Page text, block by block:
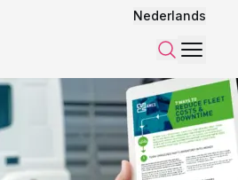
Nederlands
ZoekenMenu